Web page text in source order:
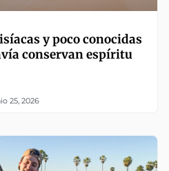
y poco conocidas
conservan espíritu
25, 2026